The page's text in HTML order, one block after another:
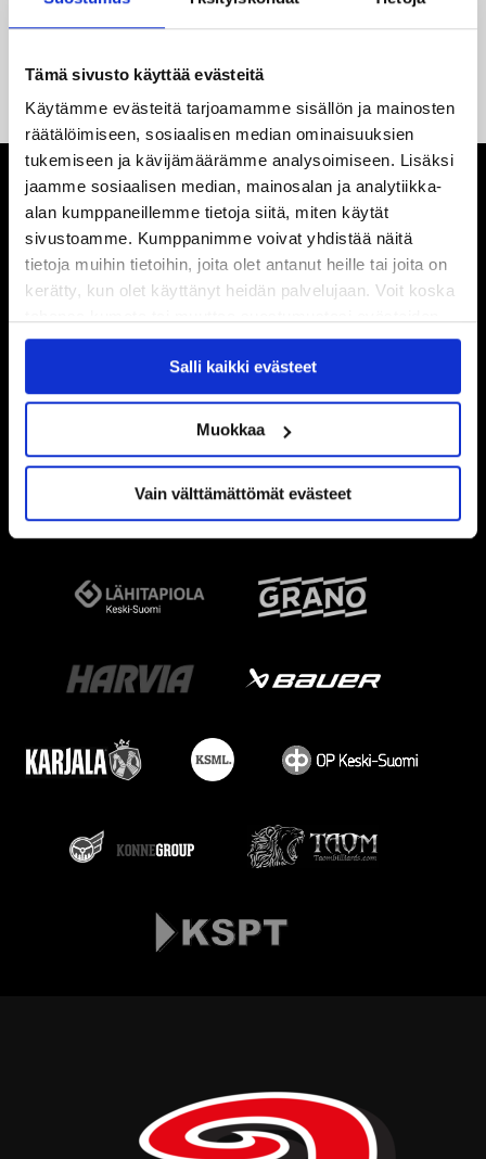
Tämä sivusto käyttää evästeitä
Käytämme evästeitä tarjoamamme sisällön ja mainosten
räätälöimiseen, sosiaalisen median ominaisuuksien
tukemiseen ja kävijämäärämme analysoimiseen. Lisäksi
jaamme sosiaalisen median, mainosalan ja analytiikka-
alan kumppaneillemme tietoja siitä, miten käytät
sivustoamme. Kumppanimme voivat yhdistää näitä
tietoja muihin tietoihin, joita olet antanut heille tai joita on
kerätty, kun olet käyttänyt heidän palvelujaan. Voit koska
käytöstäEvästeet-sivultamme.
Salli kaikki evästeet
Muokkaa
Vain välttämättömät evästeet
yhteistyö jatkuu